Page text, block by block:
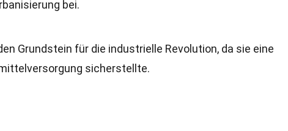
bei.
Grundstein für die industrielle Revolution, da sie eine
sicherstellte.